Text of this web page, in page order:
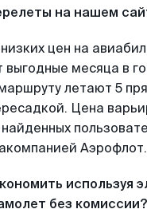
на нашем
цен на
выгодные месяца в
летают 5
Цена
Аэрофлот.
используя
без комиссии?